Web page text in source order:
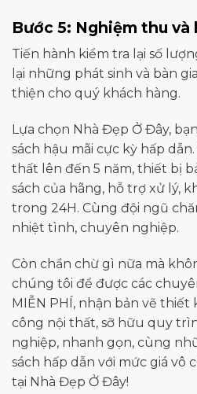
Bước 5: Nghiệm thu và
Tiến hành kiểm tra lại số
lại những phát sinh và bàn
thiện cho quý khách hàng.
Lựa chọn Nhà Đẹp Ở Đây,
sách hậu mãi cực kỳ hấp
thất lên đến 5 năm, thiết bị
sách của hãng, hỗ trợ xử lý,
trong 24H. Cùng đội ngũ
nhiệt tình, chuyên nghiệp.
Còn chần chừ gì nữa mà
chúng tôi để được các
MIỄN PHÍ, nhận bản vẽ thiết
công nội thất, sỡ hữu quy
nghiệp, nhanh gọn, cùng
sách hấp dẫn với mức giá vô
tại Nhà Đẹp Ở Đây!